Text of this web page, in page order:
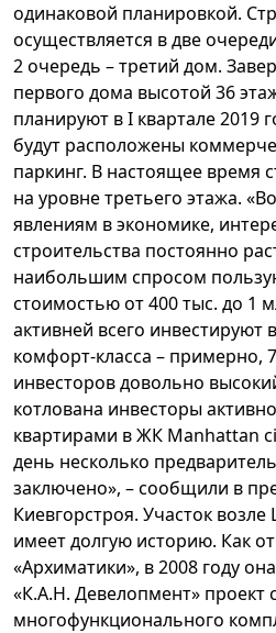
одинаковой планировкой.
осуществляется в две
2 очередь – третий дом.
первого дома высотой 36
планируют в I квартале 2019
будут расположены
паркинг. В настоящее время
на уровне третьего этажа.
явлениям в экономике,
строительства постоянно
наибольшим спросом
стоимостью от 400 тыс. до 1
активней всего инвестируют
комфорт-класса – примерно,
инвесторов довольно
котлована инвесторы
квартирами в ЖК Manhattan
день несколько
заключено», – сообщили в
Киевгорстроя. Участок
имеет долгую историю. Как
«Архиматики», в 2008 году
«К.А.Н. Девелопмент» проект
многофункционального